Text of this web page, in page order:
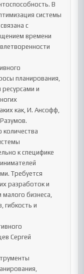
В
системы
с
времени
планирования,
ресурсами и
как, И. Ансофф,
к специфике
Требуется
разработок и
малого бизнеса,
гибкость и
Сергей